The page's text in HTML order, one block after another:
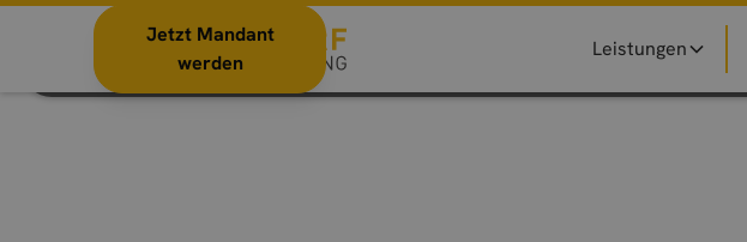
Leistungen
Jetzt Mandant
werden
Vermieter und Kapitalgeber